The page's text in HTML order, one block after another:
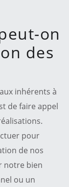
on
des
inhérents à
de faire appel
pour
de nos
notre bien
ou un